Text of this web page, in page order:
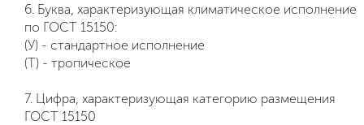
6. Буква, характеризующая климатическое исполнение
по ГОСТ 15150:
(У) - стандартное исполнение
(Т) - тропическое
7. Цифра, характеризующая категорию размещения
ГОСТ 15150